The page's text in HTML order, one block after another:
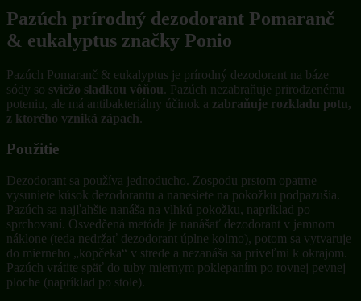
Pazúch prírodný dezodorant Pomaranč
& eukalyptus značky Ponio
Pazúch Pomaranč & eukalyptus je prírodný dezodorant na báze
sódy so sviežo sladkou vôňou. Pazúch nezabraňuje prirodzenému
poteniu, ale má antibakteriálny účinok a zabraňuje rozkladu potu,
z ktorého vzniká zápach.
Použitie
Dezodorant sa používa jednoducho. Zospodu prstom opatrne
vysuniete kúsok dezodorantu a nanesiete na pokožku podpazušia.
Pazúch sa najľahšie nanáša na vlhkú pokožku, napríklad po
sprchovaní. Osvedčená metóda je nanášať dezodorant v jemnom
náklone (teda nedržať dezodorant úplne kolmo), potom sa vytvaruje
do mierneho „kopčeka“ v strede a nezanáša sa priveľmi k okrajom.
Pazúch vrátite späť do tuby miernym poklepaním po rovnej pevnej
ploche (napríklad po stole).